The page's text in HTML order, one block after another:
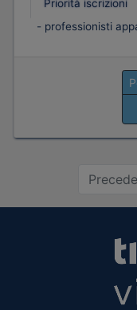
Priorità iscrizioni
- professionisti